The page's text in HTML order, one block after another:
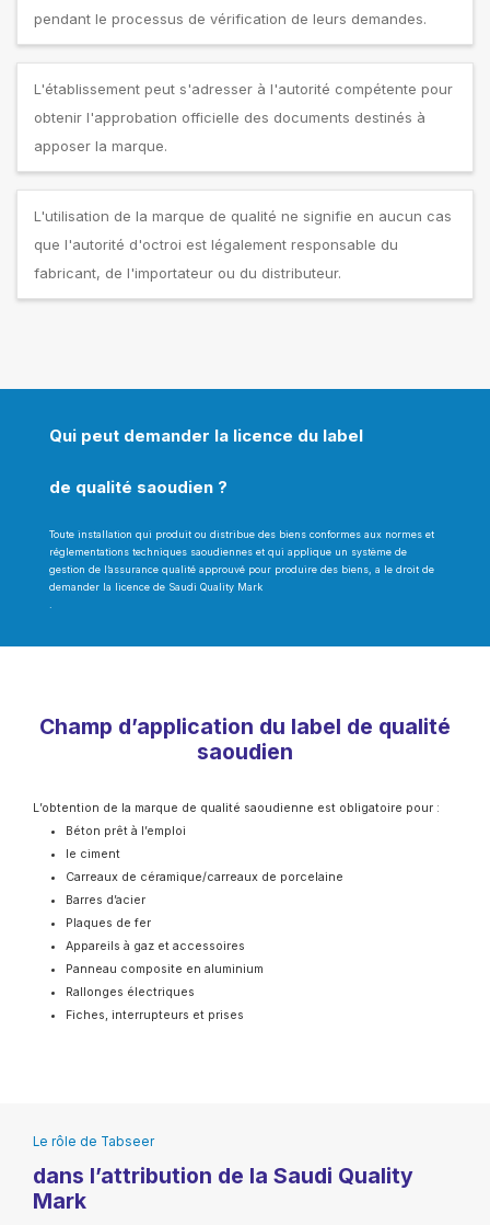
pendant le processus de vérification de leurs demandes.
L'établissement peut s'adresser à l'autorité compétente pour
obtenir l'approbation officielle des documents destinés à
apposer la marque.
L'utilisation de la marque de qualité ne signifie en aucun cas
que l'autorité d'octroi est légalement responsable du
fabricant, de l'importateur ou du distributeur.
Qui peut demander la licence du label
de qualité saoudien ?
Toute installation qui produit ou distribue des biens conformes aux normes et
réglementations techniques saoudiennes et qui applique un système de
gestion de l’assurance qualité approuvé pour produire des biens, a le droit de
demander la licence de Saudi Quality Mark
Champ d’application du label de qualité
saoudien
L’obtention de la marque de qualité saoudienne est obligatoire pour :
Béton prêt à l’emploi
le ciment
Carreaux de céramique/carreaux de porcelaine
Barres d’acier
Plaques de fer
Appareils à gaz et accessoires
Panneau composite en aluminium
Rallonges électriques
Fiches, interrupteurs et prises
Le rôle de Tabseer
dans l’attribution de la Saudi Quality
Mark